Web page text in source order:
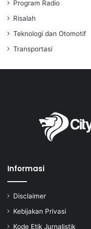
Program Radio
Risalah
Teknologi dan Otomotif
Transportasi
Informasi
Disclaimer
Kebijakan Privasi
Kode Etik Jurnalistik